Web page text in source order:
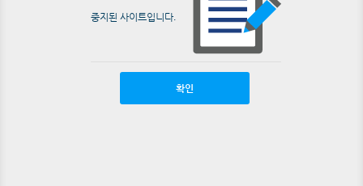
중지된 사이트입니다.